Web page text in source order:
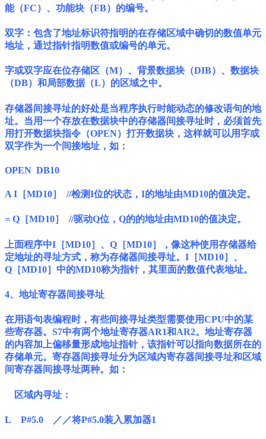
能（FC）、功能块（FB）的编号。
双字：包含了地址标识符指明的在存储区域中确切的数值单元
地址，通过指针指明数值或编号的单元。
字或双字应在位存储区（M）、背景数据块（DIB）、数据块
（DB）和局部数据（L）的区域之中。
存储器间接寻址的好处是当程序执行时能动态的修改语句的地
址。当用一个存放在数据块中的存储器间接寻址时，必须首先
用打开数据块指令（OPEN）打开数据块，这样就可以用字或
双字作为一个间接地址，如：
OPEN DB10
A I［MD10］ //检测I位的状态，I的地址由MD10的值决定。
= Q［MD10］ //驱动Q位，Q的的地址由MD10的值决定。
上面程序中I［MD10］、Q［MD10］，像这种使用存储器给
定地址的寻址方式，称为存储器间接寻址。I［MD10］、
Q［MD10］中的MD10称为指针，其里面的数值代表地址。
4、地址寄存器间接寻址
在用语句表编程时，有些间接寻址类型需要使用CPU中的某
些寄存器。S7中有两个地址寄存器AR1和AR2。地址寄存器
的内容加上偏移量形成地址指针，该指针可以指向数据所在的
存储单元。寄存器间接寻址分为区域内寄存器间接寻址和区域
间寄存器间接寻址两种。如：
区域内寻址：
L P#5.0 ／／将P#5.0装入累加器1